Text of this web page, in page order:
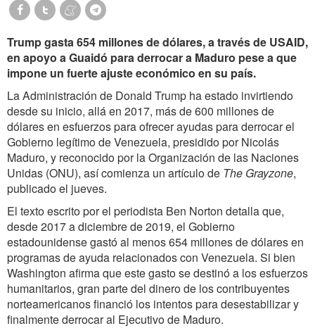
Trump gasta 654 millones de dólares, a través de USAID,
en apoyo a Guaidó para derrocar a Maduro pese a que
impone un fuerte ajuste económico en su país.
La Administración de Donald Trump ha estado invirtiendo
desde su inicio, allá en 2017, más de 600 millones de
dólares en esfuerzos para ofrecer ayudas para derrocar el
Gobierno legítimo de Venezuela, presidido por Nicolás
Maduro, y reconocido por la Organización de las Naciones
Unidas (ONU), así comienza un artículo de The Grayzone,
publicado el jueves.
El texto escrito por el periodista Ben Norton detalla que,
desde 2017 a diciembre de 2019, el Gobierno
estadounidense gastó al menos 654 millones de dólares en
programas de ayuda relacionados con Venezuela. Si bien
Washington afirma que este gasto se destinó a los esfuerzos
humanitarios, gran parte del dinero de los contribuyentes
norteamericanos financió los intentos para desestabilizar y
finalmente derrocar al Ejecutivo de Maduro.